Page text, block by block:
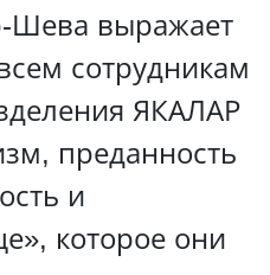
Шева выражает
сотрудникам
ЯКАЛАР
преданность
и
которое они